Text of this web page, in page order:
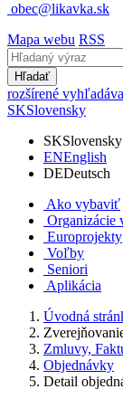
obec@likavka.sk
Mapa webu RSS
Hľadať
rozšírené
SKSlovensky
SKSlovensky
ENEnglish
DEDeutsch
Ako vybaviť
Organizácie
Europrojekty
Voľby
Seniori
Aplikácia
Úvodná
Zmluvy,
Objednávky
Detail